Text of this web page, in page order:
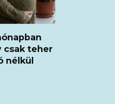
csak teher
nélkül